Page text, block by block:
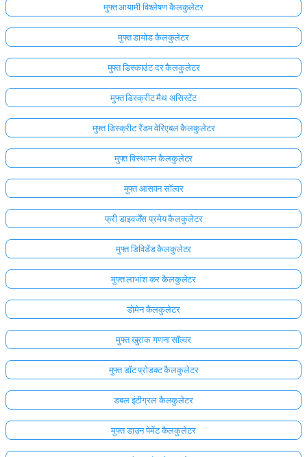
यहाँ
लॉग
करें!
मुफ्त आयामी विश्लेषण कैलकुलेटर
मुफ्त डायोड कैलकुलेटर
मुफ्त डिस्काउंट दर कैलकुलेटर
मुफ्त डिस्क्रीट मैथ असिस्टेंट
मुफ्त डिस्क्रीट रैंडम वेरिएबल कैलकुलेटर
मुफ्त विस्थापन कैलकुलेटर
मुफ्त आसवन सॉल्वर
फ्री डाइवर्जेंस प्रमेय कैलकुलेटर
मुफ्त डिविडेंड कैलकुलेटर
मुफ्त लाभांश कर कैलकुलेटर
डोमेन कैलकुलेटर
मुफ्त खुराक गणना सॉल्वर
मुफ्त डॉट प्रोडक्ट कैलकुलेटर
डबल इंटीग्रल कैलकुलेटर
मुफ्त डाउन पेमेंट कैलकुलेटर